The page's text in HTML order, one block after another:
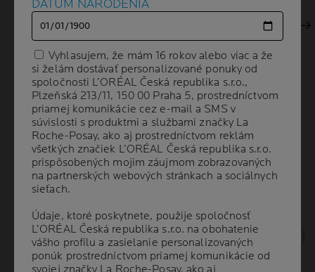
Ďalší panel
OBJEM Volume
200 ml
ODPORÚČANÉDERMATOLÓGMI
DÁTUM NARODENIA
Vyhlasujem, že mám 16 rokov alebo viac a že
si želám dostávať personalizované ponuky od
spoločnosti L’ORÉAL Česká republika s.r.o.,
Plzeňská 213/11, 150 00 Praha 5, prostredníctvom
priamej komunikácie cez e-mail a SMS v
súvislosti s produktmi a službami značky La
Roche-Posay, ako aj prostredníctvom reklám
všetkých značiek L’ORÉAL Česká republika s.r.o.
prispôsobených mojim záujmom zobrazovaných
na partnerských webových stránkach a sociálnych
sieťach.
Údaje, ktoré poskytnete, použije spoločnosť
L’ORÉAL Česká republika s.r.o. na obohatenie
vášho profilu a zasielanie personalizovaných
ponúk prostredníctvom priamej komunikácie od
DÁTUM NARODENIA
Vyhlasujem, že mám 16 rokov alebo viac a že
si želám dostávať personalizované ponuky od
spoločnosti L’ORÉAL Česká republika s.r.o.,
Plzeňská 213/11, 150 00 Praha 5, prostredníctvom
priamej komunikácie cez e-mail a SMS v
súvislosti s produktmi a službami značky La
Roche-Posay, ako aj prostredníctvom reklám
všetkých značiek L’ORÉAL Česká republika s.r.o.
prispôsobených mojim záujmom zobrazovaných
na partnerských webových stránkach a sociálnych
sieťach.
Údaje, ktoré poskytnete, použije spoločnosť
L’ORÉAL Česká republika s.r.o. na obohatenie
vášho profilu a zasielanie personalizovaných
ponúk prostredníctvom priamej komunikácie od